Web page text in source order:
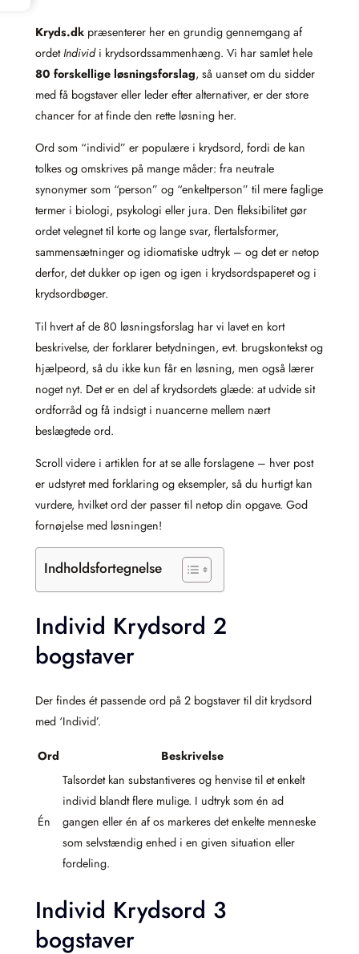
Kryds.dk præsenterer her en grundig gennemgang af
ordetIndividi krydsordssammenhæng. Vi har samlet hele
80 forskellige løsningsforslag, så uanset om du sidder
med få bogstaver eller leder efter alternativer, er der store
chancer for at finde den rette løsning her.
Ord som “individ” er populære i krydsord, fordi de kan
tolkes og omskrives på mange måder: fra neutrale
synonymer som “person” og “enkeltperson” til mere faglige
termer i biologi, psykologi eller jura. Den fleksibilitet gør
ordet velegnet til korte og lange svar, flertalsformer,
sammensætninger og idiomatiske udtryk – og det er netop
derfor, det dukker op igen og igen i krydsordspaperet og i
krydsordbøger.
Til hvert af de 80 løsningsforslag har vi lavet en kort
beskrivelse, der forklarer betydningen, evt. brugskontekst og
hjælpeord, så du ikke kun får en løsning, men også lærer
noget nyt. Det er en del af krydsordets glæde: at udvide sit
ordforråd og få indsigt i nuancerne mellem nært
beslægtede ord.
Scroll videre i artiklen for at se alle forslagene – hver post
er udstyret med forklaring og eksempler, så du hurtigt kan
vurdere, hvilket ord der passer til netop din opgave. God
fornøjelse med løsningen!
Indholdsfortegnelse
Individ Krydsord 2
bogstaver
Der findes ét passende ord på 2 bogstaver til dit krydsord
med ‘Individ’.
Ord Beskrivelse
Én
Talsordet kan substantiveres og henvise til et enkelt
individ blandt flere mulige. I udtryk som én ad
gangen eller én af os markeres det enkelte menneske
som selvstændig enhed i en given situation eller
fordeling.
Individ Krydsord 3
bogstaver